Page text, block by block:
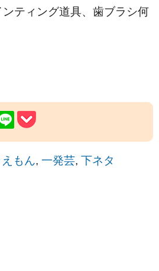
ンティング道具、歯ブラシ何
えもん, 一発芸, 下ネタ